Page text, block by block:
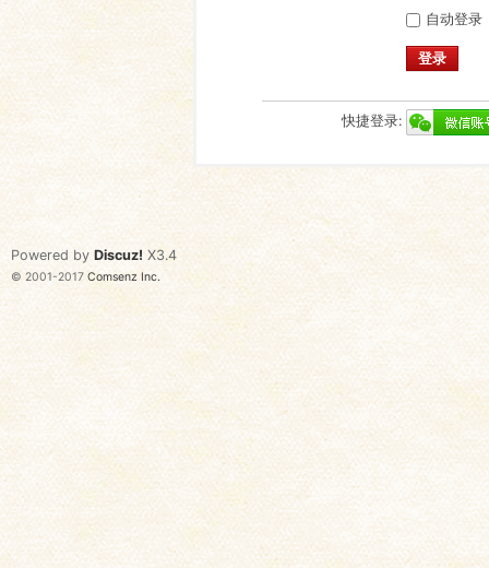
自动登录
登录
快捷登录:
Powered by Discuz! X3.4
© 2001-2017 Comsenz Inc.